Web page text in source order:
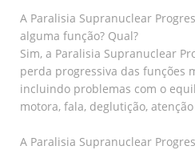
A Paralisia Supranuclear
alguma função? Qual?
Sim, a Paralisia Supranuclear
perda progressiva das funções
incluindo problemas com o
motora, fala, deglutição,
A Paralisia Supranuclear